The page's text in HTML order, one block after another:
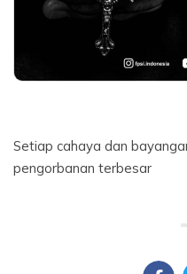
Setiap cahaya dan
pengorbanan terbesar